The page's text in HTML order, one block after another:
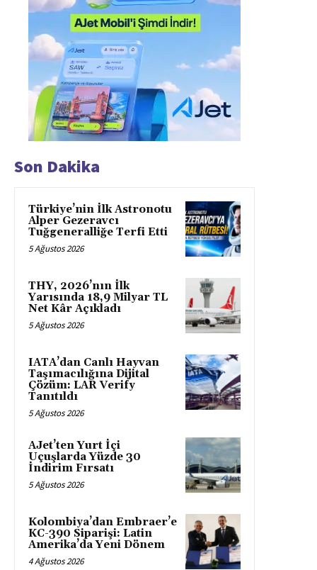
Son Dakika
Türkiye’nin İlk Astronotu
Alper Gezeravcı
Tuğgeneralliğe Terfi Etti
5 Ağustos 2026
THY, 2026’nın İlk
Yarısında 18,9 Milyar TL
Net Kâr Açıkladı
5 Ağustos 2026
IATA’dan Canlı Hayvan
Taşımacılığına Dijital
Çözüm: LAR Verify
Tanıtıldı
5 Ağustos 2026
AJet’ten Yurt İçi
Uçuşlarda Yüzde 30
İndirim Fırsatı
5 Ağustos 2026
Kolombiya’dan Embraer’e
KC-390 Siparişi: Latin
Amerika’da Yeni Dönem
4 Ağustos 2026